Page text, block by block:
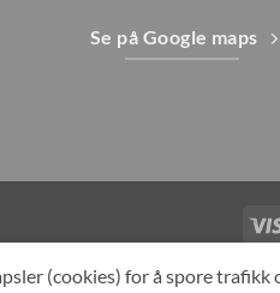
Se på Google maps
(cookies) for å spore